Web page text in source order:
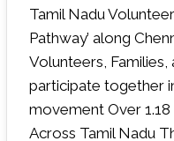
Tamil Nadu
Pathway’ along
Volunteers, Families,
participate together
movement Over
Across Tamil Nadu
Chennai
Marina
by
Tamil
Nadu
Volunteers